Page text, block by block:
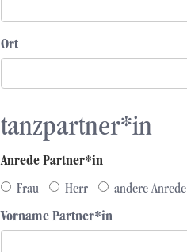
Ort
tanzpartner*in
Anrede Partner*in
Frau
Herr
andere Anrede
Vorname Partner*in